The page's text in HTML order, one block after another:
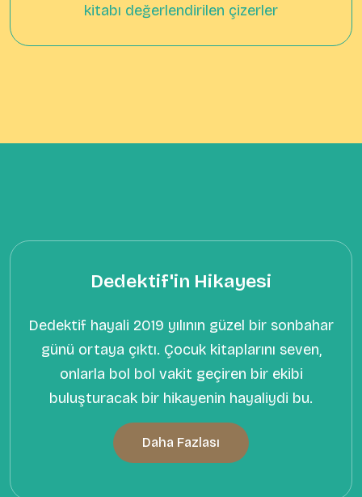
kitabı değerlendirilen çizerler
Dedektif'in Hikayesi
Dedektif hayali 2019 yılının güzel bir sonbahar
günü ortaya çıktı. Çocuk kitaplarını seven,
onlarla bol bol vakit geçiren bir ekibi
buluşturacak bir hikayenin hayaliydi bu.
Daha Fazlası